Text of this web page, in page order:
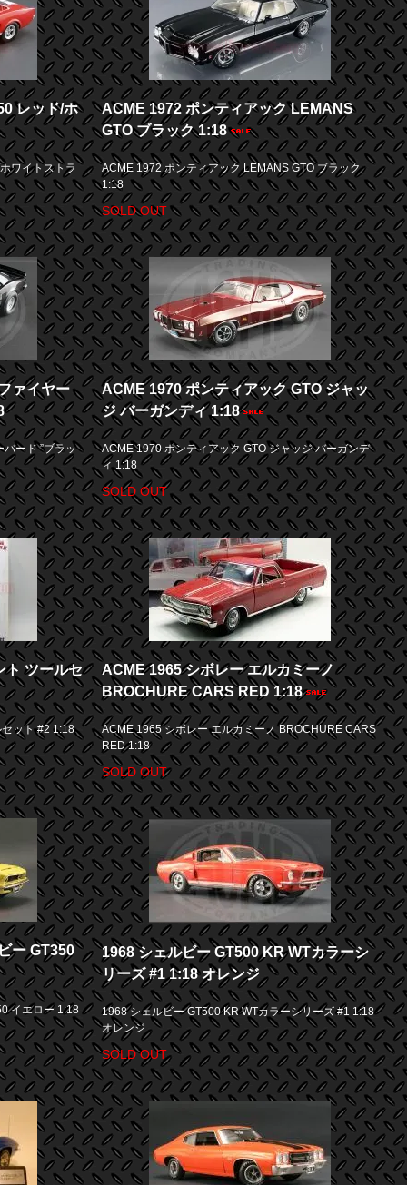
レッド/ホ
ワイトストラ
ACME 1972 ポンティアック LEMANS
GTO ブラック 1:18
ACME 1972 ポンティアック LEMANS GTO ブラック
1:18
SOLD OUT
ァイヤー
ード ”ブラッ
ACME 1970 ポンティアック GTO ジャッ
ジ バーガンディ 1:18
ACME 1970 ポンティアック GTO ジャッジ バーガンデ
ィ 1:18
SOLD OUT
ト ツールセ
ット #2 1:18
ACME 1965 シボレー エルカミーノ
BROCHURE CARS RED 1:18
ACME 1965 シボレー エルカミーノ BROCHURE CARS
RED 1:18
SOLD OUT
ー GT350
イエロー 1:18
1968 シェルビー GT500 KR WTカラーシ
リーズ #1 1:18 オレンジ
1968 シェルビー GT500 KR WTカラーシリーズ #1 1:18
オレンジ
SOLD OUT